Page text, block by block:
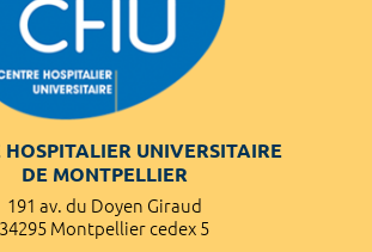
HOSPITALIER UNIVERSITAIRE
DE MONTPELLIER
191 av. du Doyen Giraud
34295 Montpellier cedex 5